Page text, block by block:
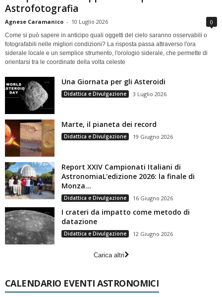
Astrofotografia
Agnese Caramanico - 10 Luglio 2026 0
Come si può sapere in anticipo quali oggetti del cielo saranno osservabili o
fotografabili nelle migliori condizioni? La risposta passa attraverso l'ora
siderale locale e un semplice strumento, l'orologio siderale, che permette di
orientarsi tra le coordinate della volta celeste
Una Giornata per gli Asteroidi
Didattica e Divulgazione 3 Luglio 2026
Marte, il pianeta dei record
Didattica e Divulgazione 19 Giugno 2026
Report XXIV Campionati Italiani di
AstronomiaL'edizione 2026: la finale di
Monza...
Didattica e Divulgazione 16 Giugno 2026
I crateri da impatto come metodo di
datazione
Didattica e Divulgazione 12 Giugno 2026
Carica altri
CALENDARIO EVENTI ASTRONOMICI